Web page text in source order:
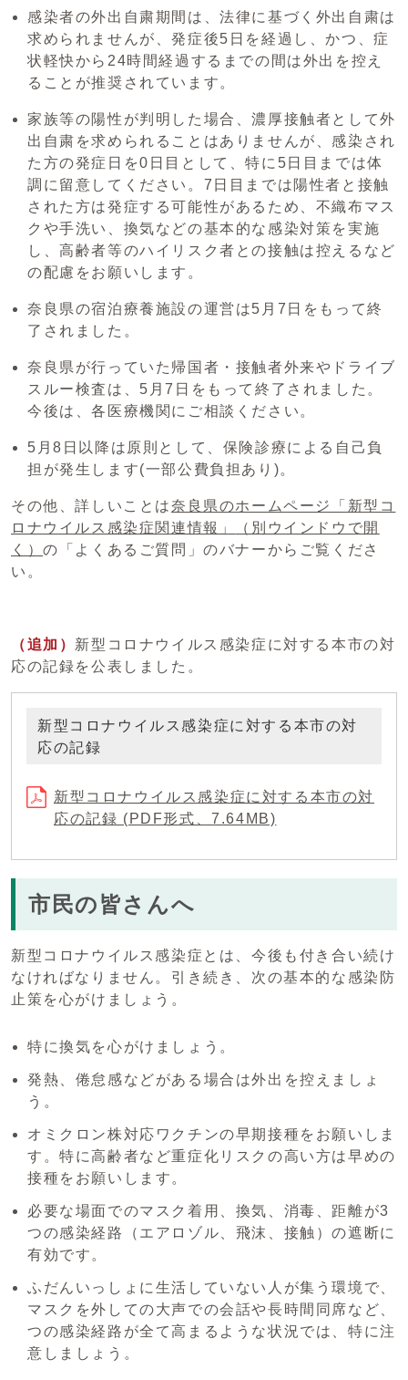
感染者の外出自粛期間は、法律に基づく外出自粛は
求められませんが、発症後5日を経過し、かつ、症
状軽快から24時間経過するまでの間は外出を控え
ることが推奨されています。
家族等の陽性が判明した場合、濃厚接触者として外
出自粛を求められることはありませんが、感染され
た方の発症日を0日目として、特に5日目までは体
調に留意してください。7日目までは陽性者と接触
された方は発症する可能性があるため、不織布マス
クや手洗い、換気などの基本的な感染対策を実施
し、高齢者等のハイリスク者との接触は控えるなど
の配慮をお願いします。
奈良県の宿泊療養施設の運営は5月7日をもって終
了されました。
奈良県が行っていた帰国者・接触者外来やドライブ
スルー検査は、5月7日をもって終了されました。
今後は、各医療機関にご相談ください。
5月8日以降は原則として、保険診療による自己負
担が発生します(一部公費負担あり)。
その他、詳しいことは奈良県のホームページ「新型コ
ロナウイルス感染症関連情報」
（別ウインドウで開
く）の「よくあるご質問」のバナーからご覧くださ
い。
（追加） 新型コロナウイルス感染症に対する本市の対
応の記録を公表しました。
新型コロナウイルス感染症に対する本市の対
応の記録
新型コロナウイルス感染症に対する本市の対
応の記録 (PDF形式、7.64MB)
市民の皆さんへ
新型コロナウイルス感染症とは、今後も付き合い続け
なければなりません。引き続き、次の基本的な感染防
止策を心がけましょう。
特に換気を心がけましょう。
発熱、倦怠感などがある場合は外出を控えましょ
う。
オミクロン株対応ワクチンの早期接種をお願いしま
す。特に高齢者など重症化リスクの高い方は早めの
接種をお願いします。
必要な場面でのマスク着用、換気、消毒、距離が3
つの感染経路（エアロゾル、飛沫、接触）の遮断に
有効です。
ふだんいっしょに生活していない人が集う環境で、
マスクを外しての大声での会話や長時間同席など、
つの感染経路が全て高まるような状況では、特に注
意しましょう。